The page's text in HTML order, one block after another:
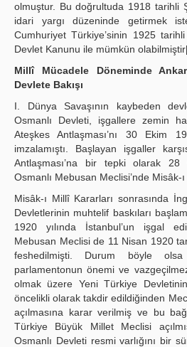
olmuştur. Bu doğrultuda 1918 tarihli
idari yargı düzeninde getirmek
Cumhuriyet Türkiye’sinin 1925
Devlet Kanunu ile mümkün
Millî Mücadele Döneminde
Devlete Bakışı
I. Dünya Savaşının kaybeden
Osmanlı Devleti, işgallere zemin
Ateşkes Antlaşması’nı 30 Ekim
imzalamıştı. Başlayan işgaller
Antlaşması’na bir tepki olarak 28
Osmanlı Mebusan Meclisi’nde Misâk-
Misâk-ı Millî Kararları sonrasında
Devletlerinin muhtelif baskıları
1920 yılında İstanbul’un işgal
Mebusan Meclisi de 11 Nisan 1920
feshedilmişti. Durum böyle
parlamentonun önemi ve
olmak üzere Yeni Türkiye
öncelikli olarak takdir edildiğinden
açılmasına karar verilmiş ve bu
Türkiye Büyük Millet Meclisi
Osmanlı Devleti resmi varlığını bir